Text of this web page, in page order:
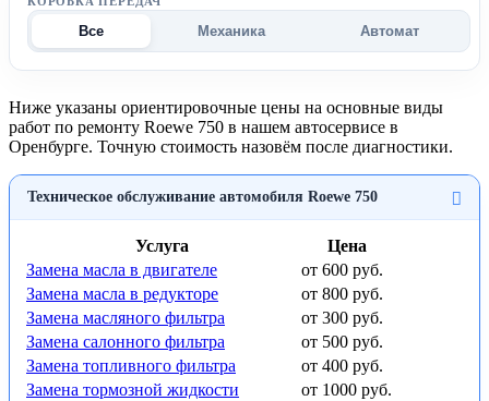
Все Механика Автомат
Ниже указаны ориентировочные цены на основные виды
работ по ремонту Roewe 750 в нашем автосервисе в
Оренбурге. Точную стоимость назовём после диагностики.
Техническое обслуживание автомобиля Roewe 750
Услуга
Цена
Замена масла в двигателе
от 600 руб.
Замена масла в редукторе
от 800 руб.
Замена масляного фильтра
от 300 руб.
Замена салонного фильтра
от 500 руб.
Замена топливного фильтра
от 400 руб.
Замена тормозной жидкости
от 1000 руб.